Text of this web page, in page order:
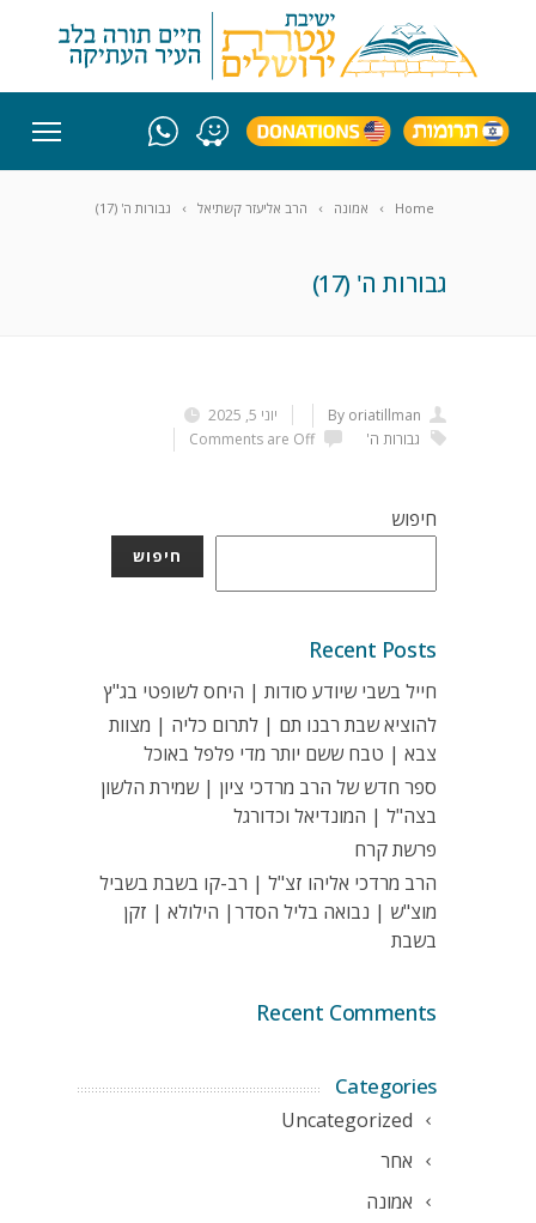
Home אמונה הרב אליעזר קשתיאל גבורות ה' (17)
גבורות ה' (17)
יוני 5, 2025
By oriatillman
Comments are Off
גבורות ה'
חיפוש
חיפוש
Recent Posts
חייל בשבי שיודע סודות | היחס לשופטי בג"ץ
להוציא שבת רבנו תם | לתרום כליה | מצוות
צבא | טבח ששם יותר מדי פלפל באוכל
ספר חדש של הרב מרדכי ציון | שמירת הלשון
בצה"ל | המונדיאל וכדורגל
פרשת קרח
הרב מרדכי אליהו זצ"ל | רב-קו בשבת בשביל
מוצ"ש | נבואה בליל הסדר| הילולא | זקן
בשבת
Recent Comments
Categories
Uncategorized
אחר
אמונה